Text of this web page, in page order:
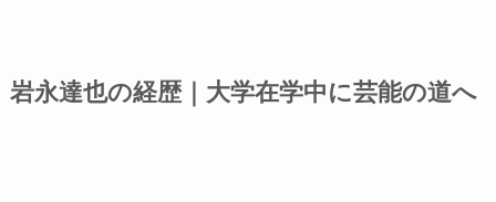
岩永達也の経歴｜大学在学中に芸能の道へ